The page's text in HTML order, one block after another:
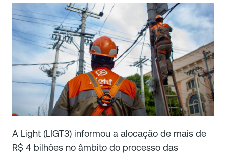
A Light (LIGT3) informou a alocação de mais de
R$ 4 bilhões no âmbito do processo das